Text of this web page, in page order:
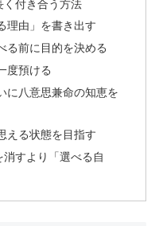
く付き合う方法
理由」を書き出す
る前に目的を決める
度預ける
に八意思兼命の知恵を
える状態を目指す
すより「選べる自